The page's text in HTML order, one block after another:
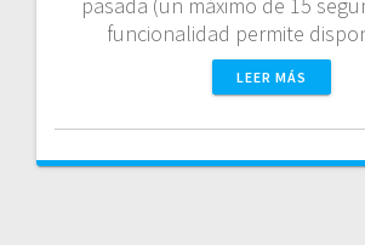
pasada (un máximo de 15
funcionalidad permite
LEER MÁS